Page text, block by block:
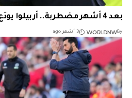
بعد 4 أشهر مضطربة.. أربيلوا يودّع تدريب ريال مدريد
By
WORLDNW 3 أشهر ago